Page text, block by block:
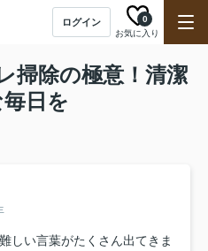
ログイン
お気に入り
0
掃除の極意！清潔
日を
しい言葉がたくさん出てきま